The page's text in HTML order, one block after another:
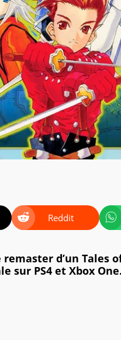
Reddit
remaster d’un
sur PS4 et Xbox